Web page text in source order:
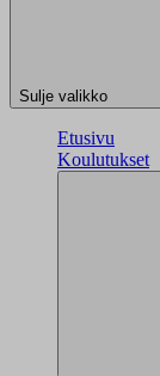
Sulje valikko
Etusivu
Koulutukset